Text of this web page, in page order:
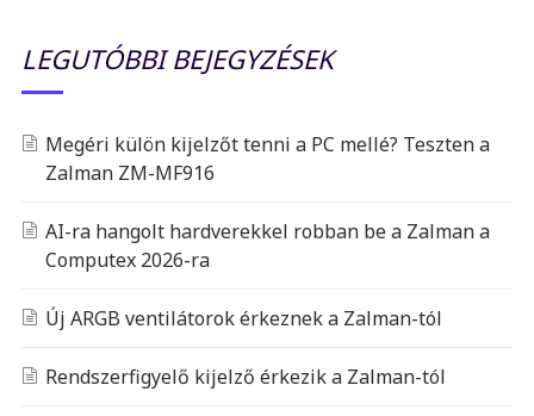
LEGUTÓBBI BEJEGYZÉSEK
Megéri külön kijelzőt tenni a PC mellé? Teszten a
Zalman ZM-MF916
AI-ra hangolt hardverekkel robban be a Zalman a
Computex 2026-ra
Új ARGB ventilátorok érkeznek a Zalman-tól
Rendszerfigyelő kijelző érkezik a Zalman-tól